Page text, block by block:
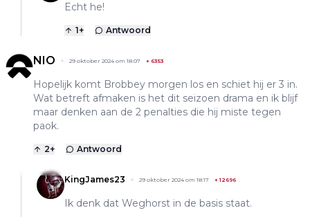
Echt he!
1+ Antwoord
NIO 29 oktober 2024 om 18:07 + 6353
Hopelijk komt Brobbey morgen los en schiet hij er 3 in.
Wat betreft afmaken is het dit seizoen drama en ik blijf
maar denken aan de 2 penalties die hij miste tegen
paok.
2+ Antwoord
KingJames23 29 oktober 2024 om 18:17 +12696
Ik denk dat Weghorst in de basis staat.